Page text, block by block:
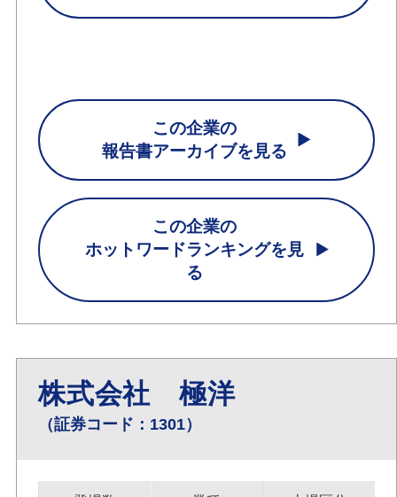
この企業の
報告書アーカイブを見る
この企業の
ホットワードランキングを見
る
株式会社 極洋
（証券コード：1301）